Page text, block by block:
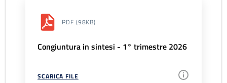
PDF (98KB)
Congiuntura in sintesi - 1° trimestre 2026
SCARICA FILE